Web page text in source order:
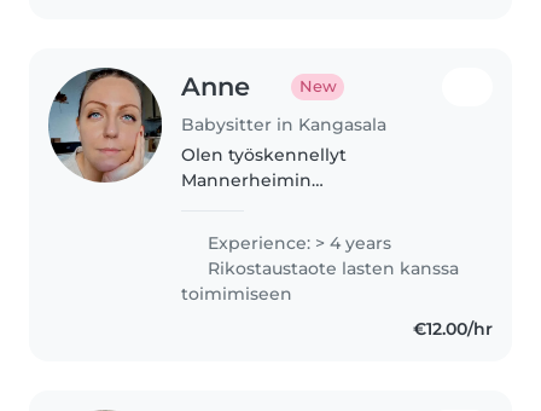
Anne New
Babysitter in Kangasala
Olen työskennellyt
Mannerheimin
lapsiperhepalveluissa. Olen
luonteeltani rauhallinen, enkä
pelkää heittäytyä lasten
leikkeihin mukaan. Aloitan
Experience: > 4 years
Rikostaustaote lasten kanssa
toimimiseen
€12.00/hr